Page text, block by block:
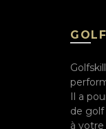
Il a
de golf
à